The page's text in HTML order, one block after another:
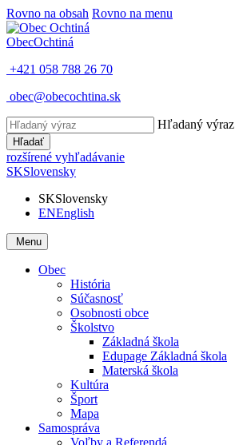
Rovno na obsah Rovno na menu
ObecOchtiná
+421 058 788 26 70
obec@obecochtina.sk
Hľadaný výraz
Hľadať
rozšírené vyhľadávanie
SKSlovensky
SKSlovensky
ENEnglish
Menu
Obec
História
Súčasnosť
Osobnosti obce
Školstvo
Základná škola
Edupage Základná škola
Materská škola
Kultúra
Šport
Mapa
Samospráva
Voľby a Referendá